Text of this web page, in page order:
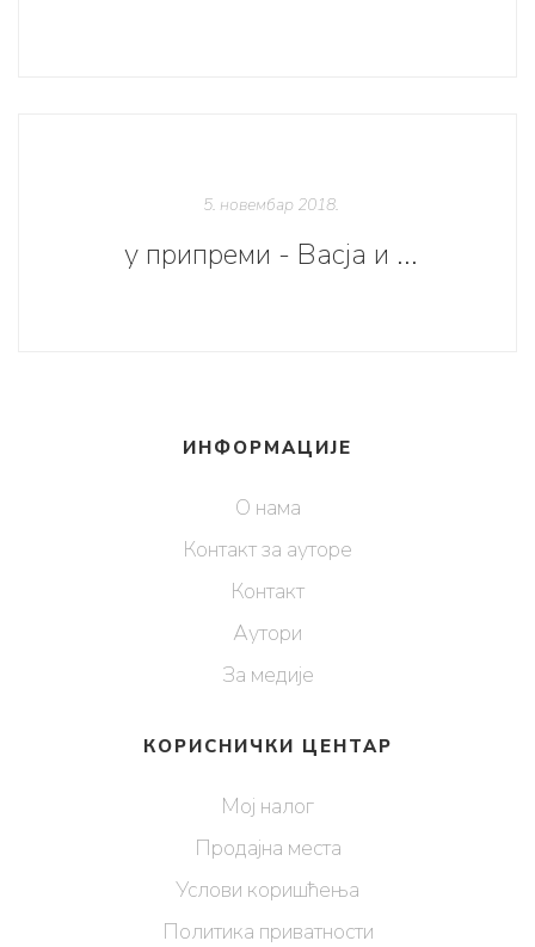
5. новембар 2018.
у припреми - Васја и ...
ИНФОРМАЦИЈЕ
О нама
Контакт за ауторе
Контакт
Аутори
За медије
КОРИСНИЧКИ ЦЕНТАР
Мој налог
Продајна места
Услови коришћења
Политика приватности